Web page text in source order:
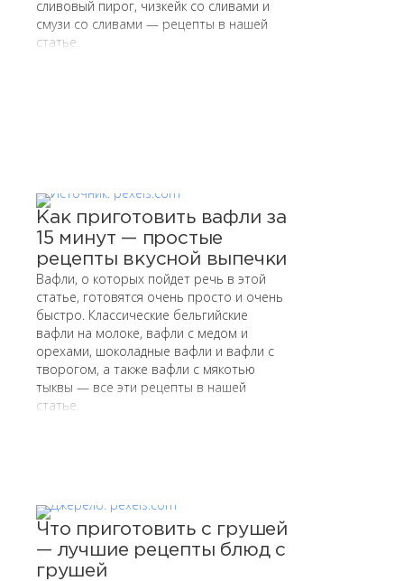
сливовый пирог, чизкейк со сливами и
смузи со сливами — рецепты в нашей
статье.
Как приготовить вафли за
15 минут — простые
рецепты вкусной выпечки
Вафли, о которых пойдет речь в этой
статье, готовятся очень просто и очень
быстро. Классические бельгийские
вафли на молоке, вафли с медом и
орехами, шоколадные вафли и вафли с
творогом, а также вафли с мякотью
тыквы — все эти рецепты в нашей
статье.
Что приготовить с грушей
— лучшие рецепты блюд с
грушей